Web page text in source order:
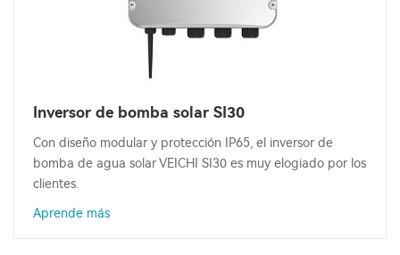
Inversor de bomba solar SI30
Con diseño modular y protección IP65, el inversor de
bomba de agua solar VEICHI SI30 es muy elogiado por los
clientes.
Aprende más